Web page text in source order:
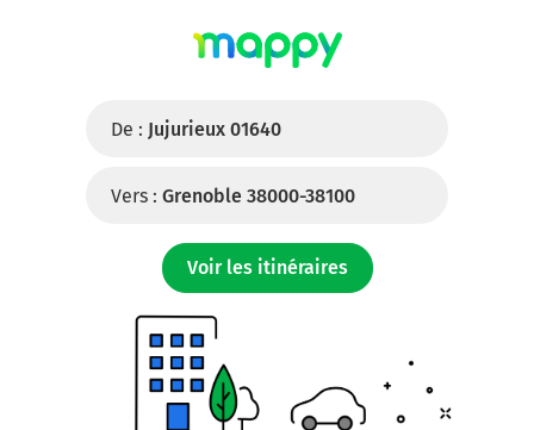
De : Jujurieux 01640
Vers : Grenoble 38000-38100
Voir les itinéraires